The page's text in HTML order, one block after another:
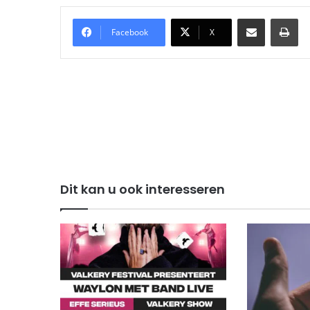
Facebook X
Delen via Email
Dit kan u ook interesseren